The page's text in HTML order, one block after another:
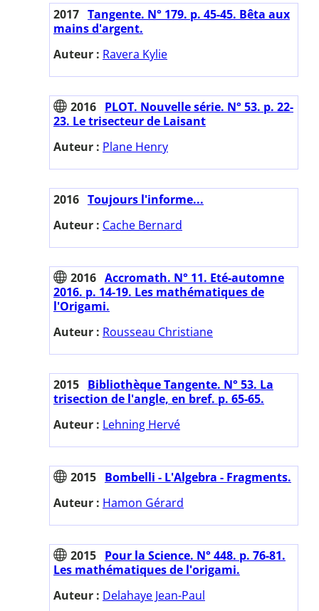
2017 Tangente. N° 179. p. 45-45. Bêta aux
mains d'argent.
Auteur : Ravera Kylie
2016 PLOT. Nouvelle série. N° 53. p. 22-
23. Le trisecteur de Laisant
Auteur : Plane Henry
2016 Toujours l'informe...
Auteur : Cache Bernard
2016 Accromath. N° 11. Eté-automne
2016. p. 14-19. Les mathématiques de
l'Origami.
Auteur : Rousseau Christiane
2015 Bibliothèque Tangente. N° 53. La
trisection de l'angle, en bref. p. 65-65.
Auteur : Lehning Hervé
2015 Bombelli - L'Algebra - Fragments.
Auteur : Hamon Gérard
2015 Pour la Science. N° 448. p. 76-81.
Les mathématiques de l'origami.
Auteur : Delahaye Jean-Paul